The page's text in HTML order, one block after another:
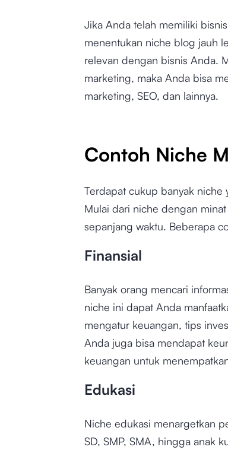
Jika Anda telah memiliki
menentukan niche blog jauh
relevan dengan bisnis Anda.
marketing, maka Anda bisa
marketing, SEO, dan lainnya.
Contoh Niche
Terdapat cukup banyak
Mulai dari niche dengan
sepanjang waktu. Beberapa
Finansial
Banyak orang mencari
niche ini dapat Anda
mengatur keuangan, tips
Anda juga bisa mendapat
keuangan untuk
Edukasi
Niche edukasi menargetkan
SD, SMP, SMA, hingga anak